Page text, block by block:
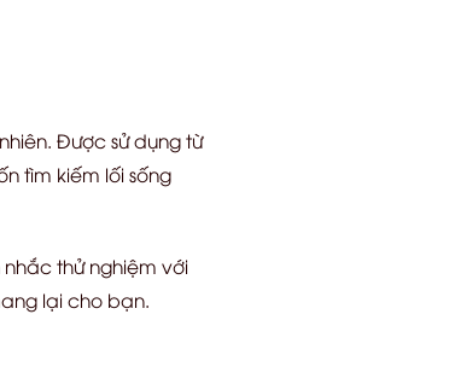
Được sử dụng từ
tìm kiếm lối sống
thử nghiệm với
lại cho bạn.